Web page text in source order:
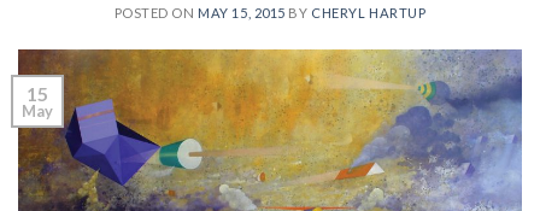
POSTED ON MAY 15, 2015 BY CHERYL HARTUP
15
May